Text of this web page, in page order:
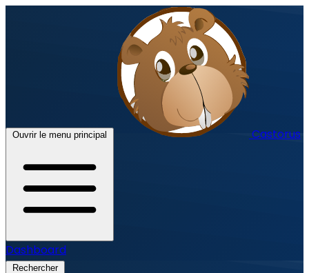
Ouvrir le menu principal Castorus
Dashboard
Rechercher